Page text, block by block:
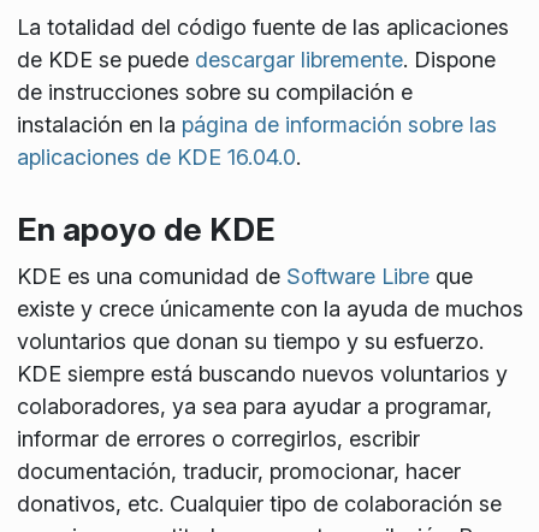
La totalidad del código fuente de las aplicaciones
de KDE se puede descargar libremente. Dispone
de instrucciones sobre su compilación e
instalación en la página de información sobre las
aplicaciones de KDE 16.04.0.
En apoyo de KDE
KDE es una comunidad de Software Libreque
existe y crece únicamente con la ayuda de muchos
voluntarios que donan su tiempo y su esfuerzo.
KDE siempre está buscando nuevos voluntarios y
colaboradores, ya sea para ayudar a programar,
informar de errores o corregirlos, escribir
documentación, traducir, promocionar, hacer
donativos, etc. Cualquier tipo de colaboración se